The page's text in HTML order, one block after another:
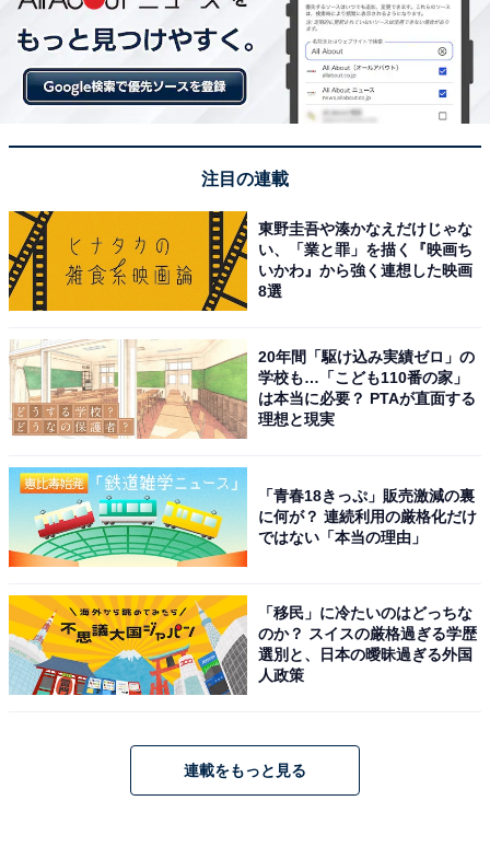
注目の連載
東野圭吾や湊かなえだけじゃな
い、「業と罪」を描く『映画ち
いかわ』から強く連想した映画
8選
20年間「駆け込み実績ゼロ」の
学校も…「こども110番の家」
は本当に必要？ PTAが直面する
理想と現実
「青春18きっぷ」販売激減の裏
に何が？ 連続利用の厳格化だけ
ではない「本当の理由」
「移民」に冷たいのはどっちな
のか？ スイスの厳格過ぎる学歴
選別と、日本の曖昧過ぎる外国
人政策
連載をもっと見る